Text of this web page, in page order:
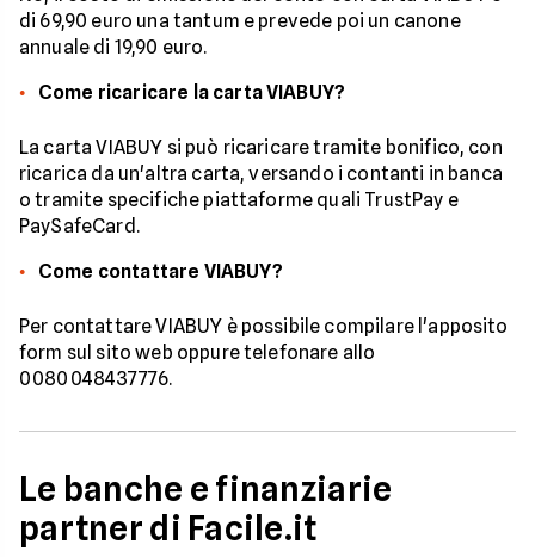
di 69,90 euro una tantum e prevede poi un canone
annuale di 19,90 euro.
Come ricaricare la carta VIABUY?
La carta VIABUY si può ricaricare tramite bonifico, con
ricarica da un'altra carta, versando i contanti in banca
o tramite specifiche piattaforme quali TrustPay e
PaySafeCard.
Come contattare VIABUY?
Per contattare VIABUY è possibile compilare l'apposito
form sul sito web oppure telefonare allo
0080048437776.
Le banche e finanziarie
partner di Facile.it